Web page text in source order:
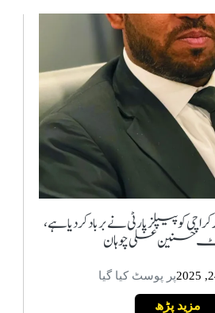
کو پیپلزپارٹی نے برباد کر دیا ہے،
حسنین علی چوہان
پر پوسٹ کیا گیا
مزید پڑھ